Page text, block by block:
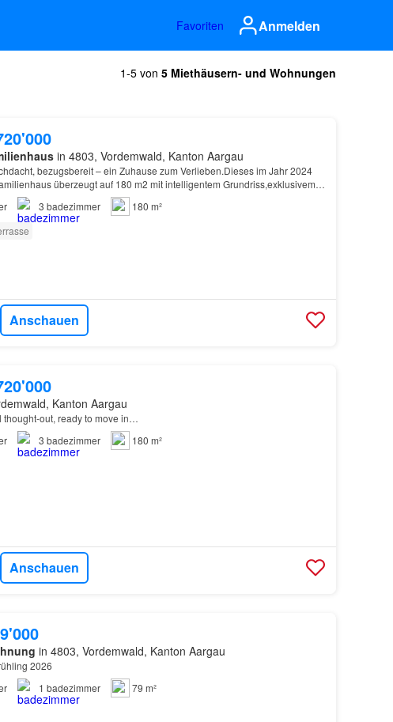
Favoriten Anmelden
1-5 von 5 Miethäusern- und Wohnungen
in 4803, Vordemwald, Kanton Aargau
bezugsbereit – ein Zuhause zum Verlieben.Dieses im Jahr 2024
überzeugt auf 180 m2 mit intelligentem Grundriss,exklusivem
und einem nachhaltigen Gesamtkonzept…
3 badezimmer
180 m²
Anschauen
Kanton Aargau
thought-out, ready to move in…
3 badezimmer 180 m²
Anschauen
in 4803, Vordemwald, Kanton Aargau
2026
1 badezimmer 79 m²